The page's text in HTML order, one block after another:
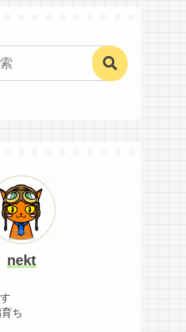
nekt
ち